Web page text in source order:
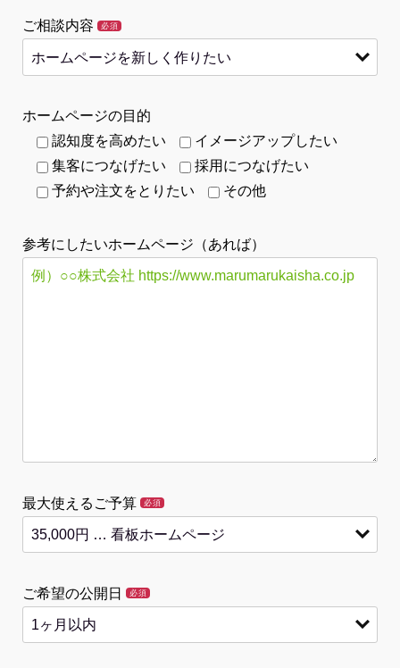
ご相談内容 必須
ホームページの目的
認知度を高めたい
イメージアップしたい
集客につなげたい
採用につなげたい
予約や注文をとりたい
その他
参考にしたいホームページ（あれば）
最大使えるご予算 必須
ご希望の公開日 必須